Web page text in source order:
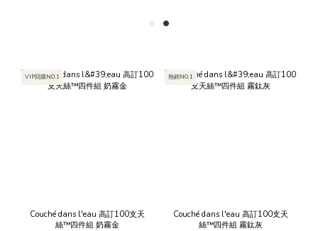
VIP回購NO.1
Couché dans l'eau 高訂100支天
絲™四件組 奶霧金
熱銷NO.1
Couché dans l'eau 高訂100支天
絲™四件組 霧鈦灰